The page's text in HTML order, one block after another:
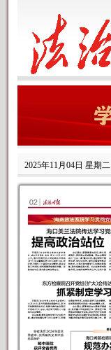
2025年11月04日 星期二